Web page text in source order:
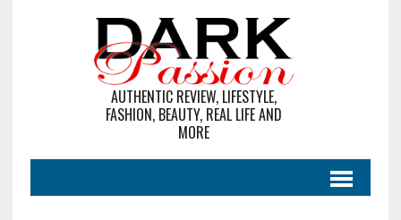
AUTHENTIC REVIEW, LIFESTYLE,
FASHION, BEAUTY, REAL LIFE AND
MORE